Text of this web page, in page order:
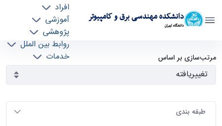
دانشکده مهندسی برق و کامپیوتر
دانشگاه تهران
افراد
آموزشی
پژوهشی
روابط بین الملل
خدمات
آرشیو اطلاعیه ها - ece- دانشکده مهندسی برق و
کامپیوتر
مرتب‌سازی بر اساس
طبقه بندی